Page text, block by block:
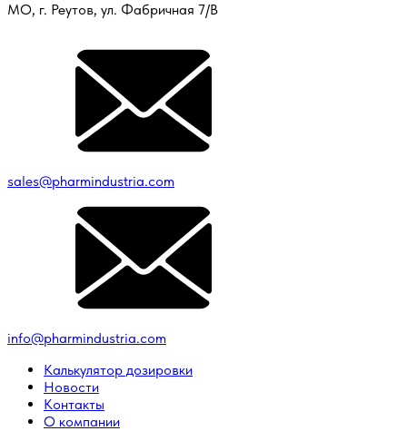
МО, г. Реутов, ул. Фабричная 7/В
sales@pharmindustria.com
info@pharmindustria.com
Калькулятор дозировки
Новости
Контакты
О компании